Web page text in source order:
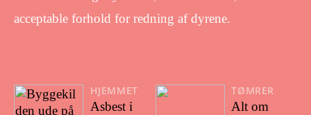
acceptable forhold for redning af dyrene.
HJEMMET
Asbest i
TØMRER
Alt om